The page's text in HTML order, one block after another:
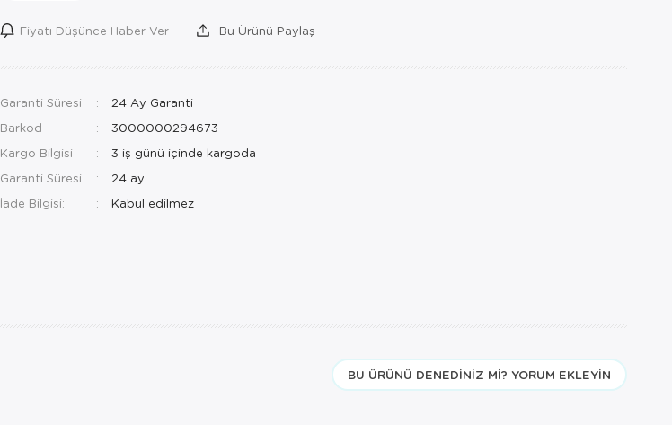
Fiyatı Düşünce Haber Ver Bu Ürünü Paylaş
Garanti Süresi
24 Ay Garanti
Barkod
3000000294673
Kargo Bilgisi
3 iş günü içinde kargoda
Garanti Süresi
24 ay
İade Bilgisi:
BU ÜRÜNÜ DENEDINIZ MI? YORUM EKLEYIN